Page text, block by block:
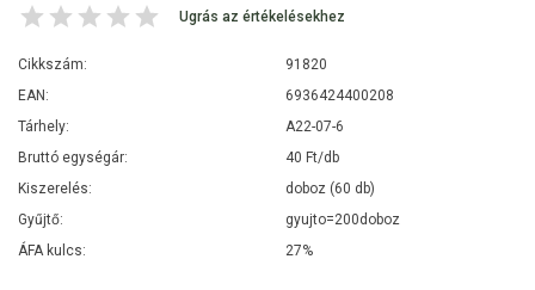
Ugrás az értékelésekhez
Cikkszám:
91820
EAN:
6936424400208
Tárhely:
A22-07-6
Bruttó egységár:
40 Ft/db
Kiszerelés:
doboz (60 db)
Gyűjtő:
gyujto=200doboz
ÁFA kulcs:
27%